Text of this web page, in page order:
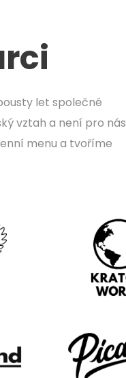
let společné
vztah a není pro nás
menu a tvoříme